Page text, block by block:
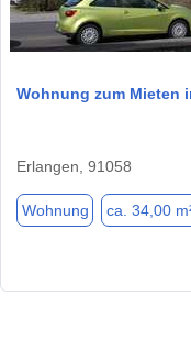
Wohnung zum Mieten
Erlangen, 91058
Wohnung ca. 34,00